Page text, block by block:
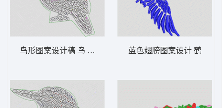
鸟形图案设计稿 鸟 珠片 蓝色翅膀图案设计 鹤